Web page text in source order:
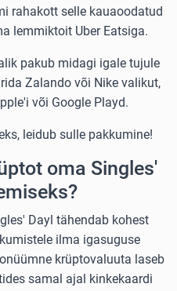
rahakott selle kauaoodatud
lemmiktoit Uber Eatsiga.
pakub midagi igale tujule
Zalando või Nike valikut,
või Google Playd.
leidub sulle pakkumine!
oma Singles'
Dayl tähendab kohest
ilma igasuguse
krüptovaluuta laseb
samal ajal kinkekaardi